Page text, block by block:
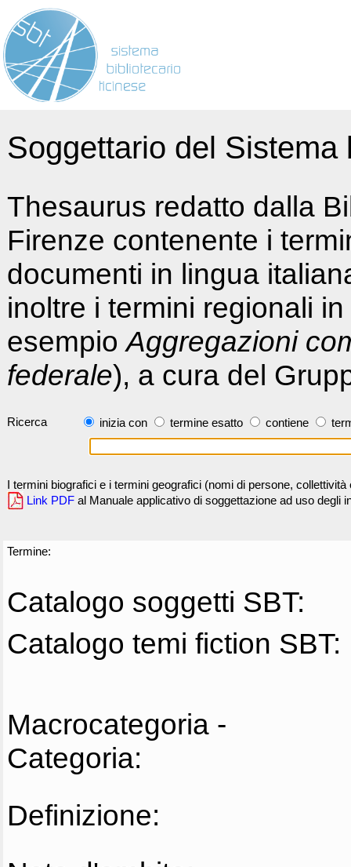
Soggettario del
Thesaurus redatto dalla
Firenze contenente i
documenti in lingua
inoltre i termini regionali
esempioAggregazioni
federale), a cura del
Ricerca inizia con termine esatto contiene
I termini biografici e i termini geografici (nomi di persone,
Link PDF al Manuale applicativo di soggettazione ad uso degli
Termine:
Catalogo soggetti SBT:
Catalogo temi fiction SBT:
Macrocategoria -
Categoria:
Definizione: